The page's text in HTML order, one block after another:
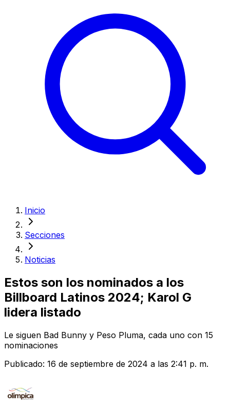
Inicio
Secciones
Noticias
Estos son los nominados a los
Billboard Latinos 2024; Karol G
lidera listado
Le siguen Bad Bunny y Peso Pluma, cada uno con 15
nominaciones
Publicado: 16 de septiembre de 2024 a las 2:41 p. m.